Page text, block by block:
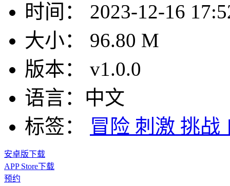
时间：
2023-12-16
大小：
96.80 M
版本：
v1.0.0
语言： 中文
标签：
冒险 刺激 挑战
安卓版下载
APP Store下载
预约